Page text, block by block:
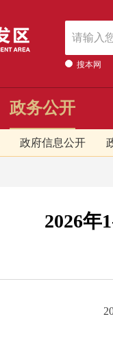
搜本网
政务公开
政府信息公开
2026年